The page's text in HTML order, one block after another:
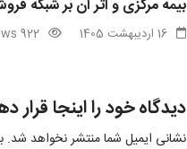
بیمه مرکزی و اثر آن بر شبکه
16 اردیبهشت 1405 922 views
دیدگاه خود را اینجا قرار
نشانی ایمیل شما منتشر نخواهد شد.